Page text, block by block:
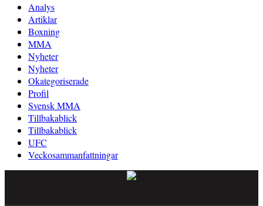
Analys
Artiklar
Boxning
MMA
Nyheter
Nyheter
Okategoriserade
Profil
Svensk MMA
Tillbakablick
Tillbakablick
UFC
Veckosammanfattningar